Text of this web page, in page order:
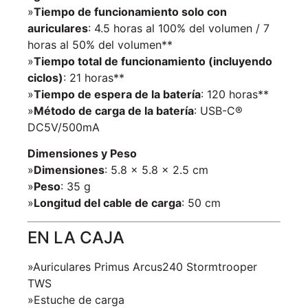
»Tiempo de funcionamiento solo con
auriculares: 4.5 horas al 100% del volumen / 7
horas al 50% del volumen**
»Tiempo total de funcionamiento (incluyendo
ciclos): 21 horas**
»Tiempo de espera de la batería: 120 horas**
»Método de carga de la batería: USB-C®
DC5V/500mA
Dimensiones y Peso
»Dimensiones: 5.8 x 5.8 x 2.5 cm
»Peso: 35 g
»Longitud del cable de carga: 50 cm
EN LA CAJA
»Auriculares Primus Arcus240 Stormtrooper
TWS
»Estuche de carga